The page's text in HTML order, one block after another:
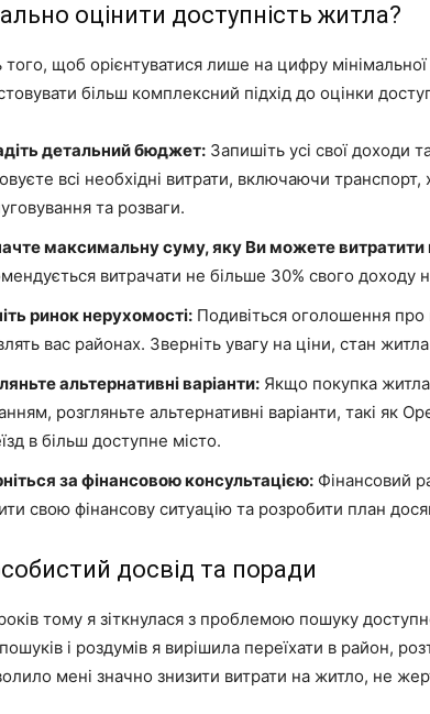
оцінити доступність житла?
того, щоб орієнтуватися лише на цифру
більш комплексний підхід до оцінки
детальний бюджет: Запишіть усі свої доходи
всі необхідні витрати, включаючи
та розваги.
максимальну суму, яку Ви можете витратити
витрачати не більше 30% свого доходу
ринок нерухомості: Подивіться оголошення
вас районах. Зверніть увагу на ціни, стан
альтернативні варіанти: Якщо покупка
розгляньте альтернативні варіанти, такі як
в більш доступне місто.
за фінансовою консультацією: Фінансовий
свою фінансову ситуацію та розробити план
досвід та поради
тому я зіткнулася з проблемою пошуку
і роздумів я вирішила переїхати в район,
мені значно знизити витрати на житло, не